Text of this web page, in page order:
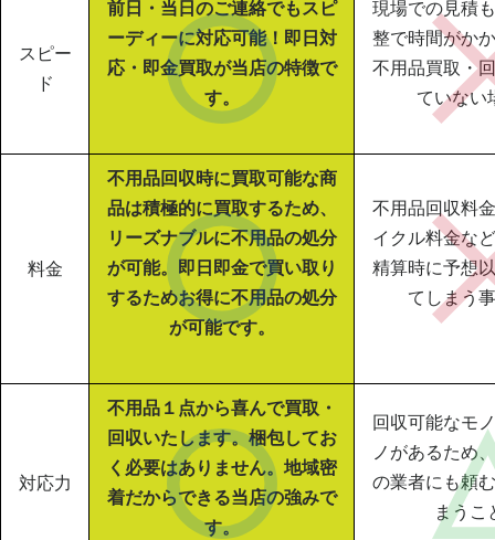
スピー
ド
前日・当日のご連絡でもスピ
ーディーに対応可能！即日対
応・即金買取が当店の特徴で
す。
現場での見積
整で時間がか
不用品買取・
ていない
料金
不用品回収時に買取可能な商
品は積極的に買取するため、
リーズナブルに不用品の処分
が可能。即日即金で買い取り
するためお得に不用品の処分
が可能です。
不用品回収料
イクル料金な
精算時に予想
てしまう
対応力
不用品１点から喜んで買取・
回収いたします。梱包してお
く必要はありません。地域密
着だからできる当店の強みで
す。
回収可能なモ
ノがあるため
の業者にも頼
まうこ